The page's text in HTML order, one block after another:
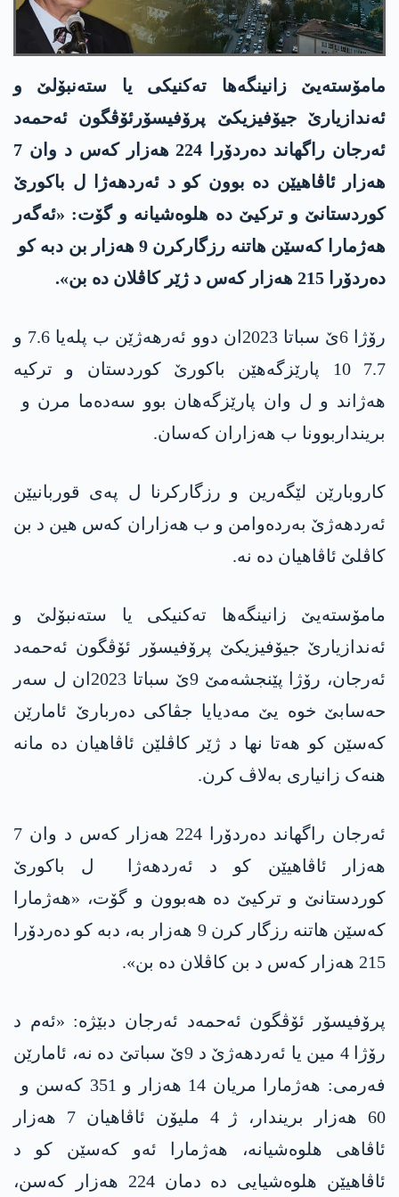
مامۆستەیێ زانینگەها تەکنیکی یا ستەنبۆلێ و
ئەندازیارێ جيۆفیزیکێ پرۆفیسۆرئۆڤگون ئه‌حمه‌د
ئەرجان راگهاند دەردۆرا 224 هەزار کەس د وان 7
هەزار ئاڤاهیێن دە بوون کو د ئەردهەژا ل باکورێ
کوردستانێ و ترکیێ دە هلوەشیانە و گۆت: «ئەگەر
هەژمارا کەسێن هاتنە رزگارکرن 9 هەزار بن دبە کو
دەردۆرا 215 هەزار کەس د ژێر کاڤلان دە بن».
رۆژا 6ێ سباتا 2023ان دوو ئەرهەژێن ب پلەیا 7.6 و
7.7 10 پارێزگەهێن باکورێ کوردستان و ترکیە
هەژاند و ل وان پارێزگەهان بوو سەدەما مرن و
برینداربوونا ب هەزاران کەسان.
کاروبارێن لێگەرین و رزگارکرنا ل پەی قوربانیێن
ئەردهەژێ بەردەوامن و ب هەزاران کەس هین د بن
کاڤلێ ئاڤاهیان دە نە.
مامۆستەیێ زانینگەها تەکنیکی یا ستەنبۆلێ و
ئەندازیارێ جيۆفیزیکێ پرۆفیسۆر ئۆڤگون ئه‌حمه‌د
ئەرجان، رۆژا پێنجشەمێ 9ێ سباتا 2023ان ل سەر
حەسابێ خوە یێ مەدیایا جڤاکی دەربارێ ئامارێن
کەسێن کو هەتا نها د ژێر کاڤلێن ئاڤاهیان دە مانە
هنەک زانیاری بەلاڤ کرن.
ئەرجان راگهاند دەردۆرا 224 هەزار کەس د وان 7
هەزار ئاڤاهیێن کو د ئەردهەژا ل باکورێ
کوردستانێ و ترکیێ دە هەبوون و گۆت، «هەژمارا
کەسێن هاتنە رزگار کرن 9 هەزار بە، دبە کو دەردۆرا
215 هەزار کەس د بن کاڤلان دە بن».
پرۆفیسۆر ئۆڤگون ئه‌حمه‌د ئەرجان دبێژە: «ئەم د
رۆژا 4 مین یا ئەردهەژێ د 9ێ سباتێ دە نە، ئامارێن
فەرمی: هەژمارا مریان 14 هەزار و 351 کەسن و
60 هەزار بریندار، ژ 4 ملیۆن ئاڤاهیان 7 هەزار
ئاڤاهی هلوەشیانە، هەژمارا ئەو کەسێن کو د
ئاڤاهیێن هلوەشیایی دە دمان 224 هەزار کەسن،